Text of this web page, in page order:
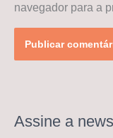
navegador para a
Assine a